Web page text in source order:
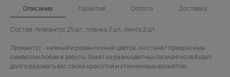
Описание Гарантия Оплата Доставка
Состав: лизиантус 25 шт., пленка 3 шт., лента 2 шт.
Лизиантус – нежный и романтичный цветок, он станет прекрасным
символом любви и заботы. Букет из разноцветных лизиантусов будет
долго радовать вас своей красотой и утонченным ароматом.